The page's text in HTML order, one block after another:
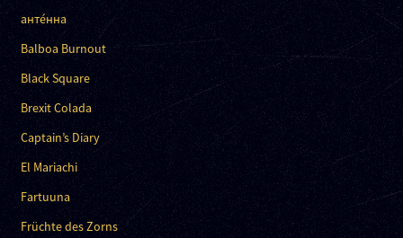
анте́нна
Balboa Burnout
Black Square
Brexit Colada
Captain’s Diary
El Mariachi
Fartuuna
Früchte des Zorns